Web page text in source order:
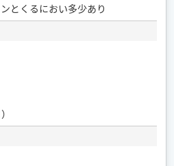
とくるにおい多少あり